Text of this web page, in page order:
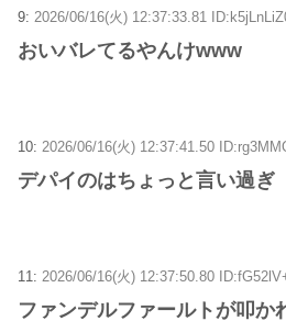
9: 2026/06/16(火) 12:37:33.81
おいバレてるやんけwww
10: 2026/06/16(火) 12:37:41.50
デパイのはちょっと言い過ぎ
11: 2026/06/16(火) 12:37:50.80
ファンデルファールトが叩か